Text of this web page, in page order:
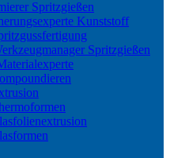
Spritzgießen
Kunststoff
Spritzgießen